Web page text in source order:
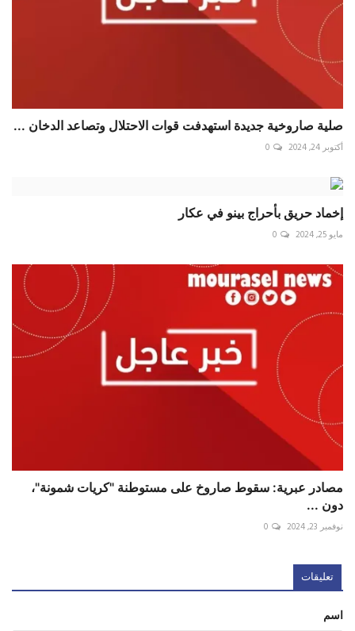
صلية صاروخية جديدة استهدفت قوات الاحتلال وتصاعد الدخان ...
أكتوبر 24, 2024 0
إخماد حريق بأحراج بينو في عكار
مايو 25, 2024 0
مصادر عبرية: سقوط صاروخ على مستوطنة "كريات شمونة"،
دون ...
نوفمبر 23, 2024 0
تعليقات
اسم